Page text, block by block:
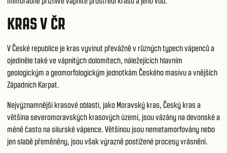
KRAS V ČR
V České republice je kras vyvinut převážně v různých typech vápenců a
ojediněle také ve vápnitých dolomitech, náležejících hlavním
geologickým a geomorfologickým jednotkám Českého masivu a vnějších
Západních Karpat.
Nejvýznamnější krasové oblasti, jako Moravský kras, Český kras a
většina severomoravských krasových území, jsou vázány na devonské a
méně často na silurské vápence. Většinou jsou nemetamorfovány nebo
jen slabě přeměněny, jsou však výrazně postižené procesy vrásnění.